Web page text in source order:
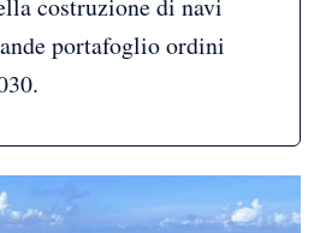
portafoglio ordini